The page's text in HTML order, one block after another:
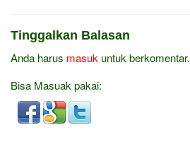
Tinggalkan Balasan
Anda harus masuk untuk berkomentar.
Bisa Masuak pakai: